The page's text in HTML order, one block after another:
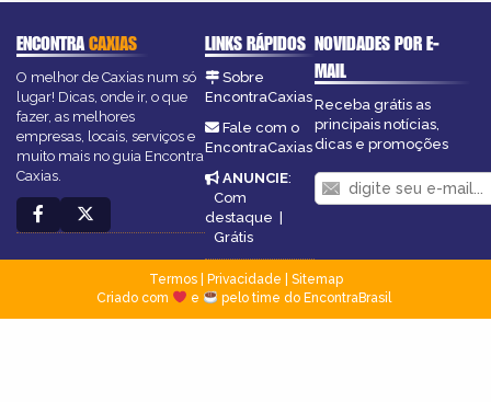
ENCONTRACAXIAS
O melhor de Caxias num só
lugar! Dicas, onde ir, o que
fazer, as melhores
empresas, locais, serviços e
muito mais no guia Encontra
Caxias.
LINKS RÁPIDOS
Sobre
EncontraCaxias
Fale com o
EncontraCaxias
ANUNCIE:
Com
destaque
Grátis
NOVIDADES POR E-
MAIL
Receba grátis as
principais notícias,
dicas e promoções
Termos| Privacidade
Sitemap
Criado com
e pelo time do EncontraBrasil